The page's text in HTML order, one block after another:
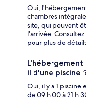
Oui,
chambres
site, qui peuvent
l'arrivée.
pour plus de
L'hébergement
il d'une piscine ?
Oui, il y a 1 piscine
de 09 h 00 à 21 h